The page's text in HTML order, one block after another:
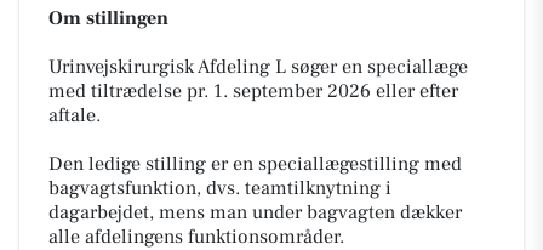
Om stillingen
Urinvejskirurgisk Afdeling L søger en speciallæge
med tiltrædelse pr. 1. september 2026 eller efter
aftale.
Den ledige stilling er en speciallægestilling med
bagvagtsfunktion, dvs. teamtilknytning i
dagarbejdet, mens man under bagvagten dækker
alle afdelingens funktionsområder.